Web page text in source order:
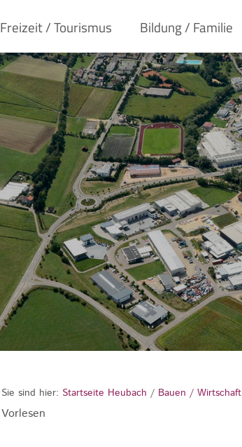
Freizeit / Tourismus Bildung / Familie
Sie sind hier: Startseite Heubach / Bauen / Wirtschaft
Vorlesen